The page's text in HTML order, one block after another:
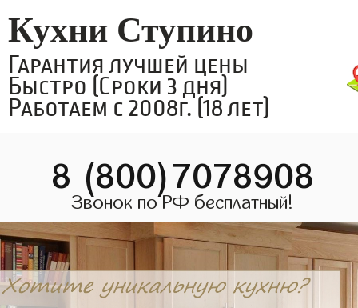
Кухни Ступино
Гарантия лучшей цены
Быстро (Сроки 3 дня)
Работаем с 2008г. (18 лет)
8 (800)7078908
Звонок по РФ бесплатный!